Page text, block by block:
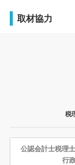
取材協力
税
公認会計士税理
行